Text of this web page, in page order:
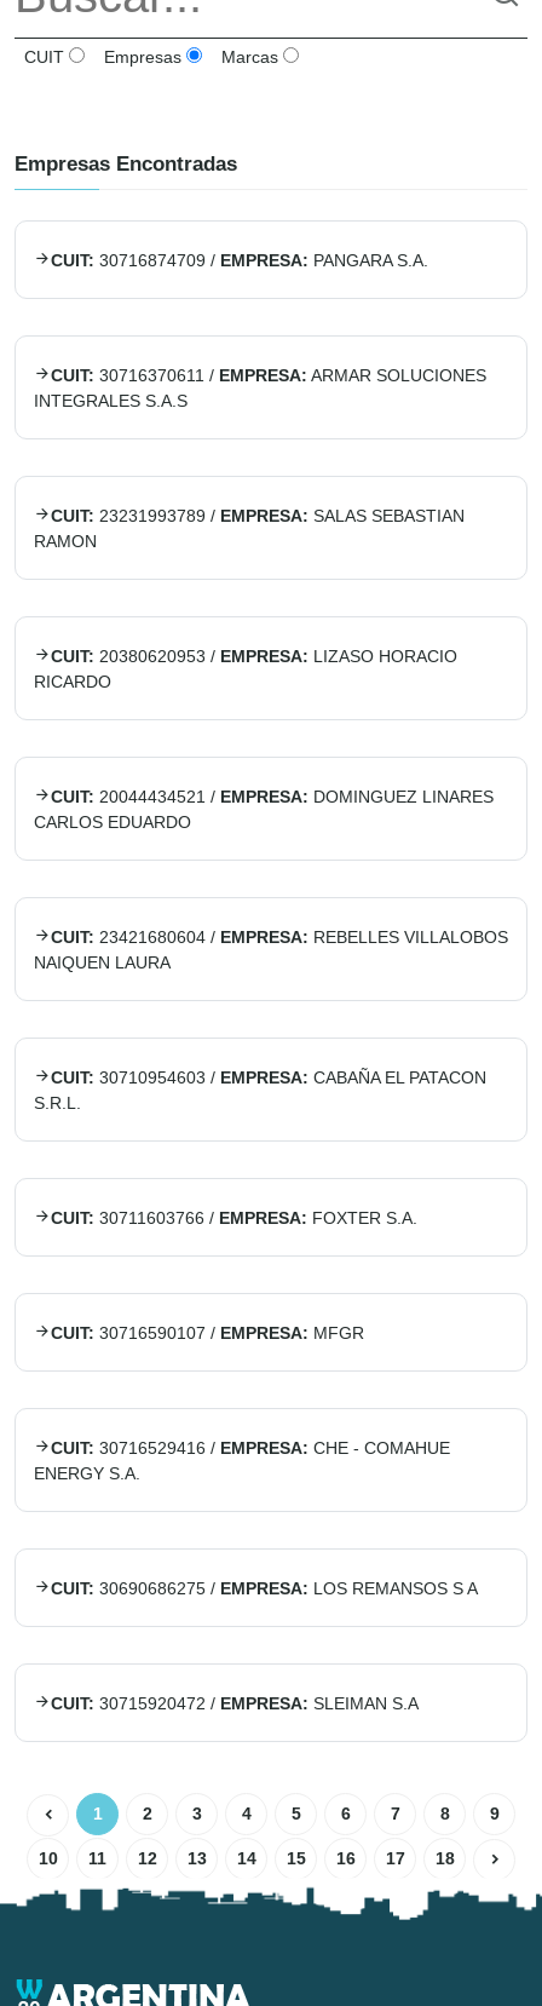
CUIT Empresas Marcas
Empresas Encontradas
CUIT: 30716874709 / EMPRESA: PANGARA S.A.
CUIT: 30716370611 / EMPRESA: ARMAR SOLUCIONES
INTEGRALES S.A.S
CUIT: 23231993789 / EMPRESA: SALAS SEBASTIAN
RAMON
CUIT: 20380620953 / EMPRESA: LIZASO HORACIO
RICARDO
CUIT: 20044434521 / EMPRESA: DOMINGUEZ LINARES
CARLOS EDUARDO
CUIT: 23421680604 / EMPRESA: REBELLES VILLALOBOS
NAIQUEN LAURA
CUIT: 30710954603 / EMPRESA: CABAÑA EL PATACON
S.R.L.
CUIT: 30711603766 / EMPRESA: FOXTER S.A.
CUIT: 30716590107 / EMPRESA: MFGR
CUIT: 30716529416 / EMPRESA: CHE - COMAHUE
ENERGY S.A.
CUIT: 30690686275 / EMPRESA: LOS REMANSOS S A
CUIT: 30715920472 / EMPRESA: SLEIMAN S.A
1 2 3 4 5 6 7 8 9
10 11 12 13 14 15 16 17 18